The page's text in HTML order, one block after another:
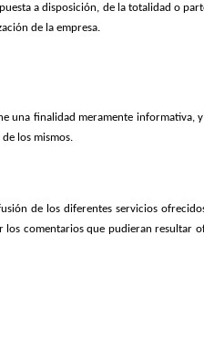
a disposición, de la totalidad o
de la empresa.
una finalidad meramente informativa,
los mismos.
de los diferentes servicios
comentarios que pudieran resultar